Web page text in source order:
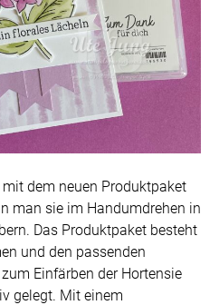
dem neuen Produktpaket
man sie im Handumdrehen in
Das Produktpaket besteht
und den passenden
Einfärben der Hortensie
gelegt. Mit einem